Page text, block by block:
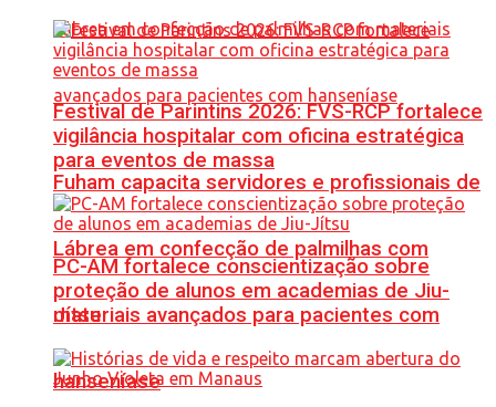
Fuham capacita servidores e profissionais de
Lábrea em confecção de palmilhas com
materiais avançados para pacientes com
hanseníase
Festival de Parintins 2026: FVS-RCP fortalece
vigilância hospitalar com oficina estratégica
para eventos de massa
PC-AM fortalece conscientização sobre
proteção de alunos em academias de Jiu-
Jítsu